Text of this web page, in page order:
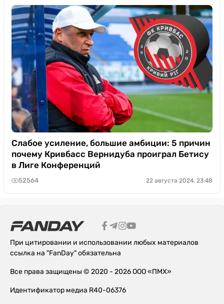
Слабое усиление, большие амбиции: 5 причин
почему Кривбасс Вернидуба проиграл Бетису
в Лиге Конференций
52564 22 августа 2024, 23:48
При цитировании и использовании любых материалов
ссылка на "FanDay" обязательна
Все права защищены © 2020 - 2026 ООО «ПМХ»
Идентификатор медиа R40-06376